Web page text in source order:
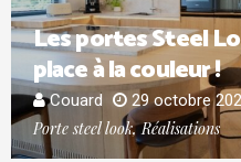
Les portes Steel
place à la couleur !​
Couard 29 octobre
Porte steel look, Réalisations